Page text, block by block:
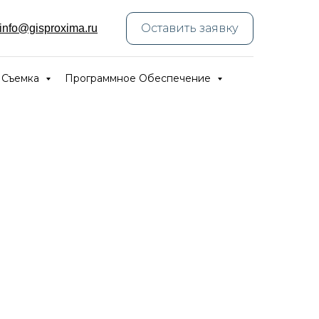
info@gisproxima.ru Оставить заявку
Программное Обеспечение